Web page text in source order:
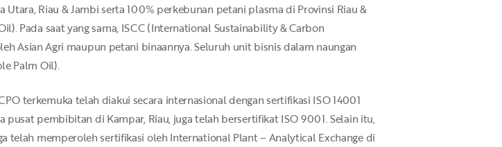
Riau & Jambi serta 100% perkebunan petani plasma di Provinsi Riau &
Pada saat yang sama, ISCC (International Sustainability & Carbon
Asian Agri maupun petani binaannya. Seluruh unit bisnis dalam naungan
Palm Oil).
terkemuka telah diakui secara internasional dengan sertifikasi ISO 14001
pusat pembibitan di Kampar, Riau, juga telah bersertifikat ISO 9001. Selain itu,
telah memperoleh sertifikasi oleh International Plant – Analytical Exchange di